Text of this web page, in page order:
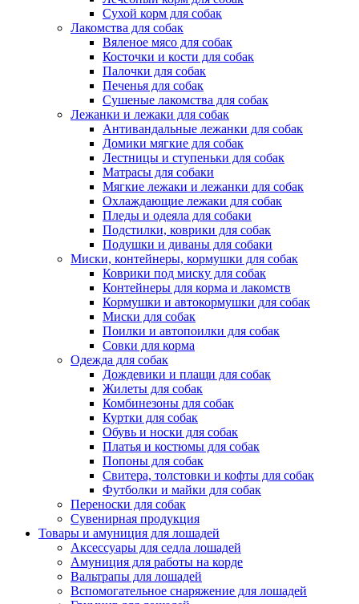
Сухой корм для собак
Лакомства для собак
Вяленое мясо для собак
Косточки и кости для собак
Палочки для собак
Печенья для собак
Сушеные лакомства для собак
Лежанки и лежаки для собак
Антивандальные лежанки для собак
Домики мягкие для собак
Лестницы и ступеньки для собак
Матрасы для собаки
Мягкие лежаки и лежанки для собак
Охлаждающие лежаки для собак
Пледы и одеяла для собаки
Подстилки, коврики для собак
Подушки и диваны для собаки
Миски, контейнеры, кормушки для собак
Коврики под миску для собак
Контейнеры для корма и лакомств
Кормушки и автокормушки для собак
Миски для собак
Поилки и автопоилки для собак
Совки для корма
Одежда для собак
Дождевики и плащи для собак
Жилеты для собак
Комбинезоны для собак
Куртки для собак
Обувь и носки для собак
Платья и костюмы для собак
Попоны для собак
Свитера, толстовки и кофты для собак
Футболки и майки для собак
Переноски для собак
Сувенирная продукция
Товары и амуниция для лошадей
Аксессуары для седла лошадей
Амуниция для работы на корде
Вальтрапы для лошадей
Вспомогательное снаряжение для лошадей